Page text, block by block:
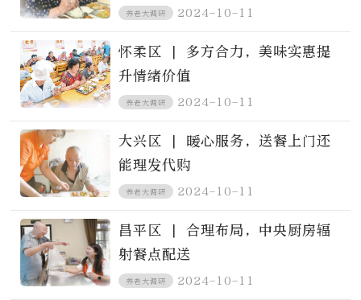
养老大调研 2024-10-11
怀柔区 | 多方合力，美味实惠提
升情绪价值
养老大调研 2024-10-11
大兴区 | 暖心服务，送餐上门还
能理发代购
养老大调研 2024-10-11
昌平区 | 合理布局，中央厨房辐
射餐点配送
养老大调研 2024-10-11